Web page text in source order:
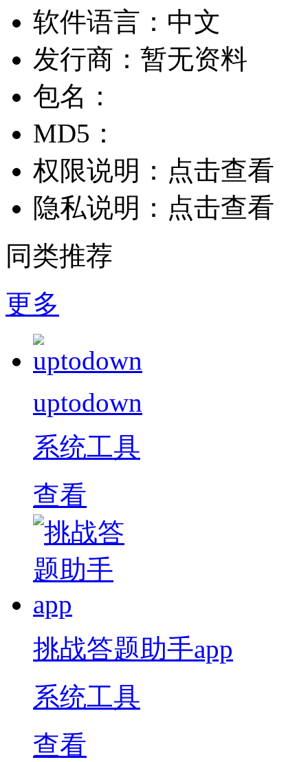
软件语言： 中文
发行商： 暂无资料
包名：
MD5：
权限说明： 点击查看
隐私说明： 点击查看
同类推荐
更多
uptodown
系统工具
查看
挑战答题助手app
系统工具
查看